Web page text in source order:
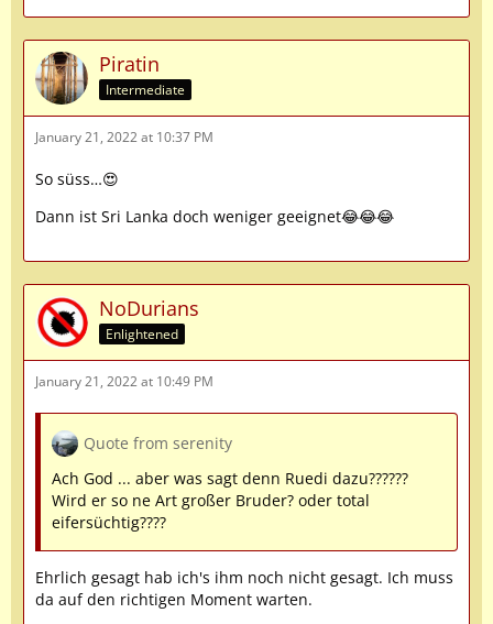
Piratin
Intermediate
January 21, 2022 at 10:37 PM
So süss…😍
Dann ist Sri Lanka doch weniger geeignet😂😂😂
NoDurians
Enlightened
January 21, 2022 at 10:49 PM
Quote from serenity
Ach God ... aber was sagt denn Ruedi dazu??????
Wird er so ne Art großer Bruder? oder total
eifersüchtig????
Ehrlich gesagt hab ich's ihm noch nicht gesagt. Ich muss
da auf den richtigen Moment warten.